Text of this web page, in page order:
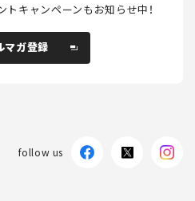
トキャンペーンもお知らせ中！
マガ登録
follow us